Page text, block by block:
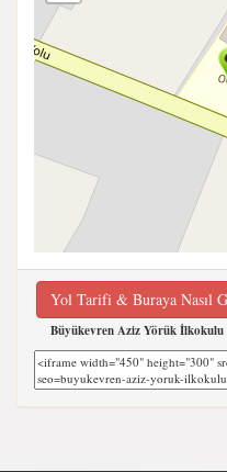
Yol Tarifi & Buraya Nasıl
Büyükevren Aziz Yörük İlkokulu